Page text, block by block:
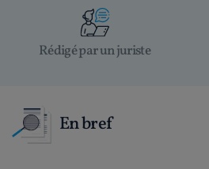
Rédigé par un juriste
En bref